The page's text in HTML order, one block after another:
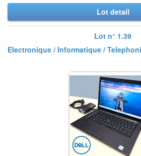
Lot detail
Lot n° 1.39
Electronique / Informatique /